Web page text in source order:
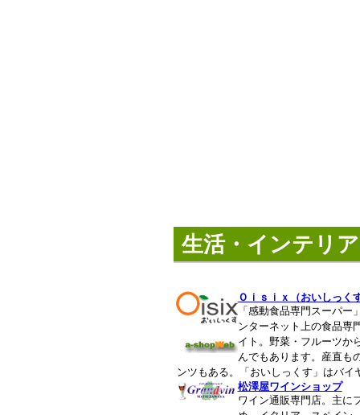
生活・インテリ
Ｏｉｓｉｘ（おいしっく
「感動食品専門スーパー
ンターネット上の食品専
イト。野菜・フルーツか
んでもあります。産直も
ンツもある。「おいしっくす」はバイ
松澤屋ワインショップ
ワイン通販専門店。主に